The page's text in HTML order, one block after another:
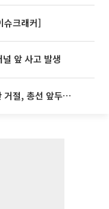
슈크래커]
앞 사고 발생
앞두고 시간 끌기”